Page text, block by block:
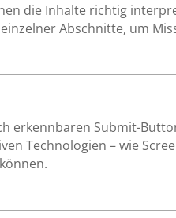
die Inhalte richtig
Abschnitte, um
Submit-
Technologien – wie